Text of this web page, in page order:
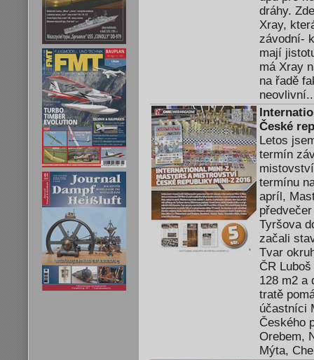
dráhy.
Xray,
závodní-
mají
má Xray
na řadě
České
Letos
termín
termínu
apríl,
Tyršova
začali
Tvar
ČR
128 m2 a
tratě
účastníci
Českého
Orebem,
Mýta,